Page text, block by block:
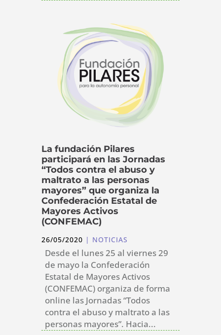
La fundación Pilares
participará en las Jornadas
“Todos contra el abuso y
maltrato a las personas
mayores” que organiza la
Confederación Estatal de
Mayores Activos
(CONFEMAC)
26/05/2020 | NOTICIAS
Desde el lunes 25 al viernes 29
de mayo la Confederación
Estatal de Mayores Activos
(CONFEMAC) organiza de forma
online las Jornadas “Todos
contra el abuso y maltrato a las
personas mayores”. Hacia...